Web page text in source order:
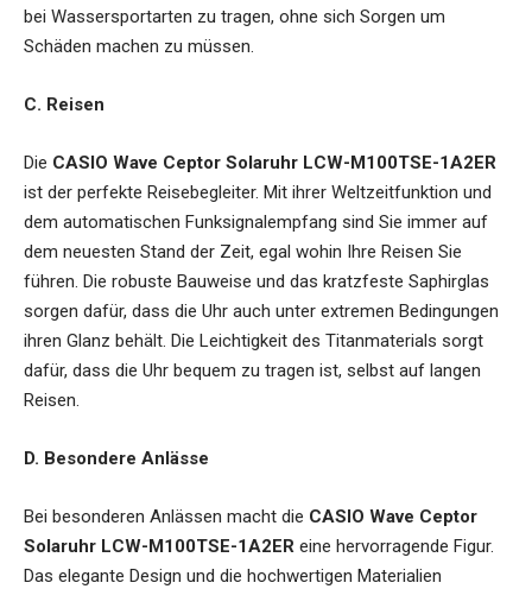
bei Wassersportarten zu tragen, ohne sich Sorgen um
Schäden machen zu müssen.
C. Reisen
Die CASIO Wave Ceptor Solaruhr LCW-M100TSE-1A2ER
ist der perfekte Reisebegleiter. Mit ihrer Weltzeitfunktion und
dem automatischen Funksignalempfang sind Sie immer auf
dem neuesten Stand der Zeit, egal wohin Ihre Reisen Sie
führen. Die robuste Bauweise und das kratzfeste Saphirglas
sorgen dafür, dass die Uhr auch unter extremen Bedingungen
ihren Glanz behält. Die Leichtigkeit des Titanmaterials sorgt
dafür, dass die Uhr bequem zu tragen ist, selbst auf langen
Reisen.
D. Besondere Anlässe
Bei besonderen Anlässen macht die CASIO Wave Ceptor
Solaruhr LCW-M100TSE-1A2ER eine hervorragende Figur.
Das elegante Design und die hochwertigen Materialien